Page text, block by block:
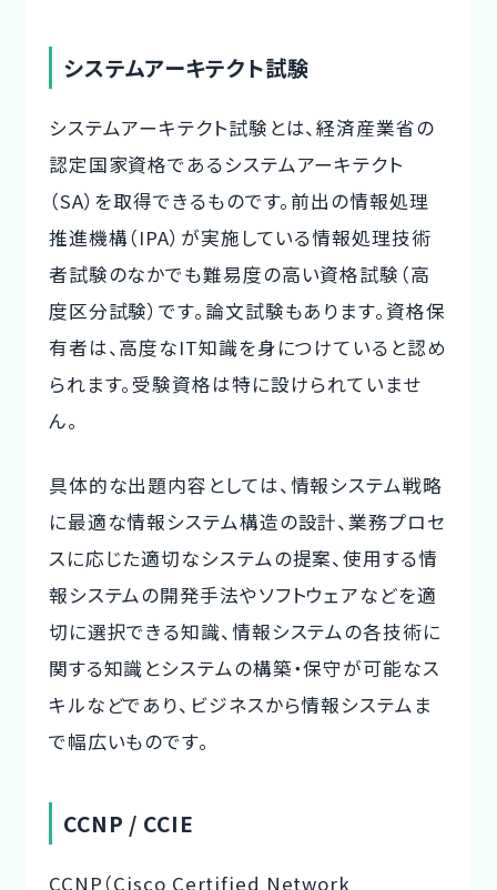
システムアーキテクト試験
システムアーキテクト試験とは、経済産業省の
認定国家資格であるシステムアーキテクト
（SA）を取得できるものです。前出の情報処理
推進機構（IPA）が実施している情報処理技術
者試験のなかでも難易度の高い資格試験（高
度区分試験）です。論文試験もあります。資格保
有者は、高度なIT知識を身につけていると認め
られます。受験資格は特に設けられていませ
ん。
具体的な出題内容としては、情報システム戦略
に最適な情報システム構造の設計、業務プロセ
スに応じた適切なシステムの提案、使用する情
報システムの開発手法やソフトウェアなどを適
切に選択できる知識、情報システムの各技術に
関する知識とシステムの構築・保守が可能なス
キルなどであり、ビジネスから情報システムま
で幅広いものです。
CCNP / CCIE
CCNP（Cisco Certified Network